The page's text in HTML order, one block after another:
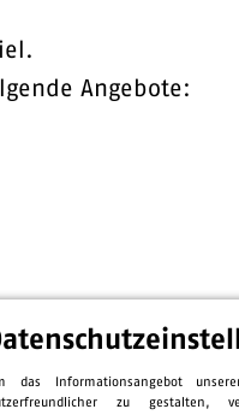
Angebote:
das Informationsangebot
zu gestalten,